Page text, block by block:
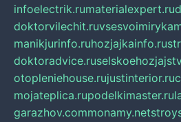
infoelectrik.rumaterialexpert.ru
doktorvilechit.ru
manikjurinfo.ruhozjajkainfo.ru
doktoradvice.ru
otopleniehouse.rujustinterior.ru
mojateplica.rupodelkimaster.ru
garazhov.commonamy.net